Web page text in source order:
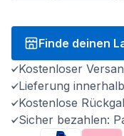
Finde deinen
Kostenloser
Lieferung
Kostenlose
Sicher bezahlen: